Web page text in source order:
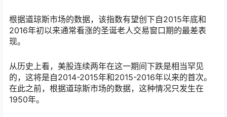
根据道琼斯市场的数据，该指数有望创下自2015年底和
2016年初以来通常看涨的圣诞老人交易窗口期的最差表
现。
从历史上看，美股连续两年在这一期间下跌是相当罕见
的，这将是自2014-2015年和2015-2016年以来的首次。
在此之前，根据道琼斯市场的数据，这种情况只发生在
1950年。